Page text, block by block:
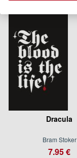
Dracula
Bram Stoker
7.95 €